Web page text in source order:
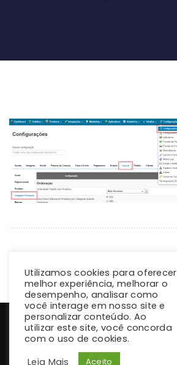
Utilizamos cookies para oferecer
melhor experiência, melhorar o
desempenho, analisar como
você interage em nosso site e
personalizar conteúdo. Ao
utilizar este site, você concorda
com o uso de cookies.
Leia Mais
Aceito